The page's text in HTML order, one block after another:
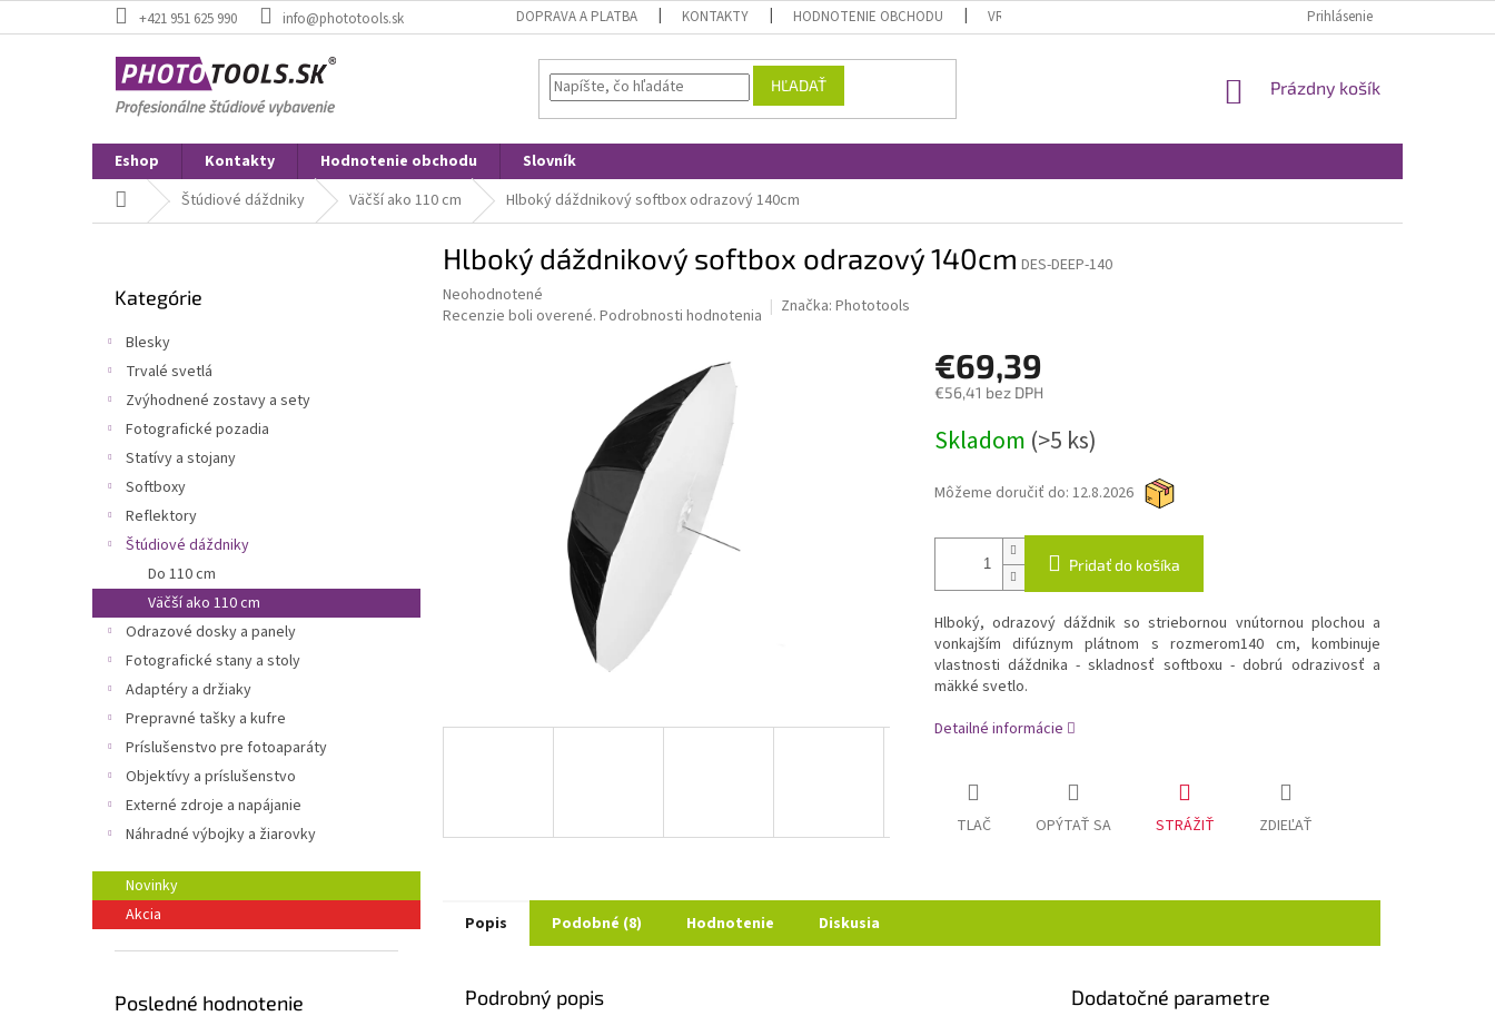
na
+421 951 625 990 info@phototools.sk DOPRAVA A PLATBA KONTAKTY HODNOTENIE OBCHODU VRÁTENIE A REKLAMÁCIA OBCHODNÉ PODMIENKYPrihlásenie
HĽADAŤ
NÁKUPNÝ
Prázdny košík
Eshop Kontakty Hodnotenie obchodu
Slovník
DomovŠtúdiové dáždniky Väčší ako 110 cm Hlboký dáždnikový softbox odrazový 140cm
kategórie
Kategórie
Blesky
Trvalé svetlá
Zvýhodnené zostavy a sety
Fotografické pozadia
Statívy a stojany
Softboxy
Reflektory
Štúdiové dáždniky
Do 110 cm
Väčší ako 110 cm
Odrazové dosky a panely
Fotografické stany a stoly
Adaptéry a držiaky
Prepravné tašky a kufre
Príslušenstvo pre fotoaparáty
Objektívy a príslušenstvo
Externé zdroje a napájanie
Náhradné výbojky a žiarovky
Novinky
Akcia
Posledné hodnotenie
Hlboký dáždnikový softbox odrazový 140cm DES-DEEP-140
Priemerné
hodnotenie
Neohodnotené
Recenzie boli overené. Podrobnosti hodnotenia Značka: Phototools
€69,39
€56,41 bez DPH
cena:
Skladom (>5 ks)
Môžeme doručiť do: 12.8.2026
Pridať do košíka
Hlboký, odrazový dáždnik so striebornou vnútornou plochou a
vonkajším difúznym plátnom s rozmerom140 cm, kombinuje
vlastnosti dáždnika - skladnosť softboxu - dobrú odrazivosť a
mäkké svetlo.
Detailné informácie
TLAČ OPÝTAŤ SA STRÁŽIŤ ZDIEĽAŤ
Popis Podobné (8) Hodnotenie Diskusia
Podrobný popis Dodatočné parametre